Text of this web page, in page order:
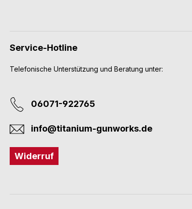
Service-Hotline
Telefonische Unterstützung und Beratung unter:
06071-922765
info@titanium-gunworks.de
Widerruf